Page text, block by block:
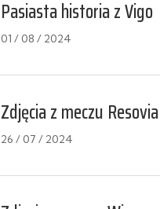
Pasiasta historia z Vigo
01 / 08 / 2024
Zdjęcia z meczu
26 / 07 / 2024